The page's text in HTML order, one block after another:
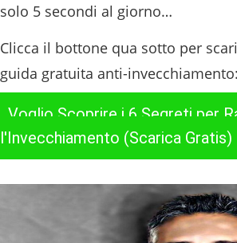
solo 5 secondi al giorno…
Clicca il bottone qua sotto per
guida gratuita anti-invecchiamento:
Voglio Scoprire i 6 Segreti per
l'Invecchiamento (Scarica Gratis)